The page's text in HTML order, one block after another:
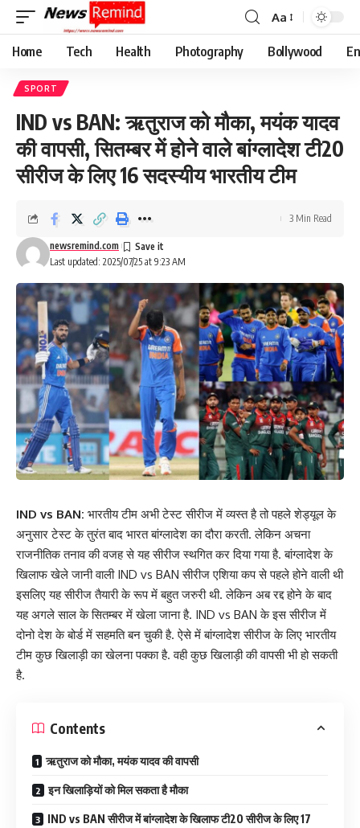
Font
Resizer
Aa
Home Tech Health Photography Bollywood
SPORT
IND vs BAN: ऋतुराज को मौका, मयंक यादव
की वापसी, सितम्बर में होने वाले बांग्लादेश टी20
सीरीज के लिए 16 सदस्यीय भारतीय टीम
Last updated: 2025/07/25 at 9:23 AM
newsremind.com
3 Min Read
IND vs BAN: भारतीय टीम अभी टेस्ट सीरीज में व्यस्त है तो पहले शेड्यूल के
अनुसार टेस्ट के तुरंत बाद भारत बांग्लादेश का दौरा करती. लेकिन अचना
राजनीतिक तनाव की वजह से यह सीरीज स्थगित कर दिया गया है. बांग्लादेश के
खिलाफ खेले जानी वाली IND vs BAN सीरीज एशिया कप से पहले होने वाली थी
इसलिए यह सीरीज तैयारी के रूप में बहुत जरुरी थी. लेकिन अब रद्द होने के बाद
यह अगले साल के सितम्बर में खेला जाना है. IND vs BAN के इस सीरीज में
दोनो देश के बोर्ड में सहमति बन चुकी है. ऐसे में बांग्लादेश सीरीज के लिए भारतीय
टीम कुछ खिलाड़ी का खेलना पक्का है. वही कुछ खिलाड़ी की वापसी भी हो सकती
है.
Contents
ऋतुराज को मौका, मयंक यादव की वापसी
इन खिलाड़ियों को मिल सकता है मौका
IND vs BAN सीरीज में बांग्लादेश के खिलाफ टी20 सीरीज के लिए 17